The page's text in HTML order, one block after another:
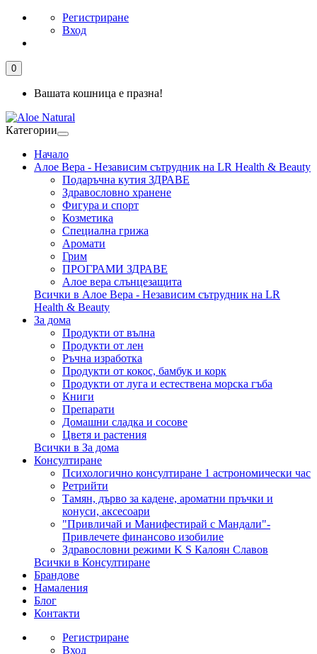
Регистриране
Вход
0
Вашата кошница е празна!
Категории
Начало
Алое Вера - Независим сътрудник на LR Health & Beauty
Подаръчна кутия ЗДРАВЕ
Здравословно хранене
Фигура и спорт
Козметика
Специална грижа
Аромати
Грим
ПРОГРАМИ ЗДРАВЕ
Алое вера слънцезащита
Всички в Алое Вера - Независим сътрудник на LR
Health & Beauty
За дома
Продукти от вълна
Продукти от лен
Ръчна изработка
Продукти от кокос, бамбук и корк
Продукти от луга и естествена морска гъба
Книги
Препарати
Домашни сладка и сосове
Цветя и растения
Всички в За дома
Консултиране
Психологично консултиране 1 астрономически час
Ретрийти
Тамян, дърво за кадене, ароматни пръчки и
конуси, аксесоари
"Привличай и Манифестирай с Мандали"-
Привлечете финансово изобилие
Здравословни режими K S Калоян Славов
Всички в Консултиране
Брандове
Намаления
Блог
Контакти
Регистриране
Вход